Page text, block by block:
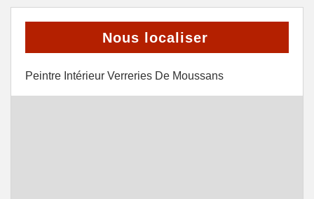
Nous localiser
Peintre Intérieur Verreries De Moussans